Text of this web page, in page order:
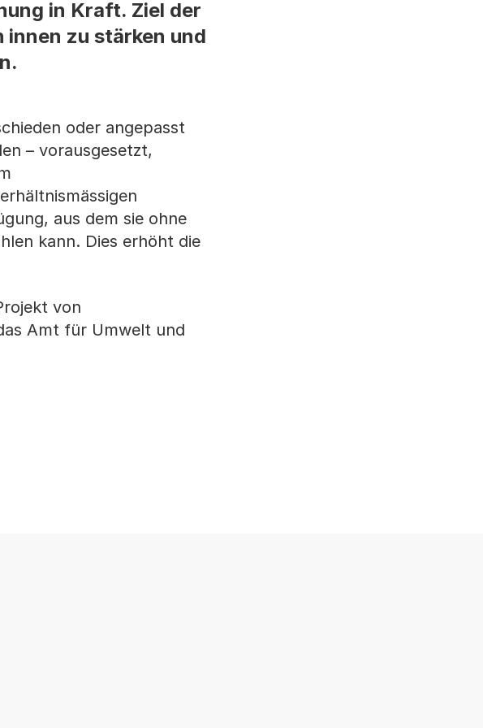
in Kraft. Ziel der
zu stärken und
oder angepasst
– vorausgesetzt,
aus dem sie ohne
kann. Dies erhöht die
von
Amt für Umwelt und